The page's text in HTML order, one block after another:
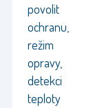
povolit
ochranu,
režim
opravy,
detekci
teploty